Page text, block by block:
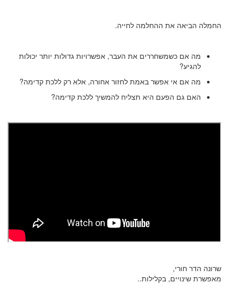
החמלה הביאה את ההחלמה לחייה.
מה אם כשמשחררים את העבר, אפשרויות גדולות יותר יכולות
להגיע?
מה אם אי אפשר באמת לחזור אחורה, אלא רק ללכת קדימה?
האם גם הפעם היא תצליח להמשיך ללכת קדימה?
שרונה הדר חורי,
מאפשרת שינויים, בקלילות..